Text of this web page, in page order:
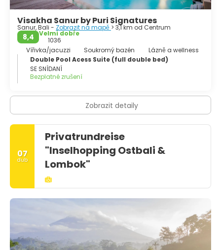
Visakha Sanur by Puri Signatures
Sanur, Bali - Zobrazit na mapě > 3,1 km od Centrum
8,4
Velmi dobře
1036
Vířivka/jacuzzi
Soukromý bazén
Lázně a wellness
Double Pool Acess Suite (full double bed)
SE SNÍDANÍ
Bezplatné zrušení
Zobrazit detaily
07
dub
Privatrundreise
"Inselhopping Ostbali &
Lombok"